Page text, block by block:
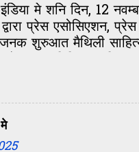
मे शनि दिन, 12
प्रेस एसोसिएशन,
शुरुआत मैथिली साहित्य